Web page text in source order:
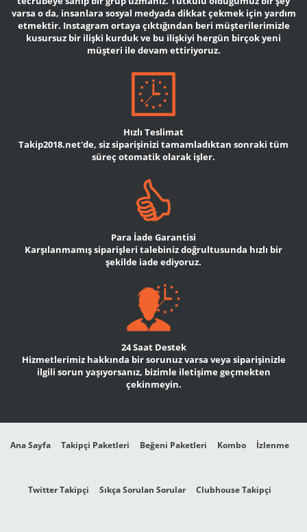
varsa o da, insanlara sosyal medyada dikkat çekmek için yardım
etmektir. Instagram ortaya çıktığından beri müşterilerimizle
kusursuz bir ilişki kurduk ve bu ilişkiyi hergün birçok yeni
müşteri ile devam ettiriyoruz.
Hızlı Teslimat
Takip2018.net'de, siz siparişinizi tamamladıktan sonraki tüm
süreç otomatik olarak işler.
Para İade Garantisi
Karşılanmamış siparişleri talebiniz doğrultusunda hızlı bir
şekilde iade ediyoruz.
24 Saat Destek
Hizmetlerimiz hakkında bir sorunuz varsa veya siparişinizle
ilgili sorun yaşıyorsanız, bizimle iletişime geçmekten
çekinmeyin.
Ana Sayfa Takipçi Paketleri Beğeni Paketleri Kombo İzlenme
Twitter Takipçi Sıkça Sorulan Sorular Clubhouse Takipçi